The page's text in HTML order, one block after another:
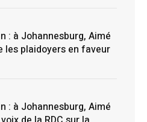
: à Johannesburg, Aimé
les plaidoyers en faveur
: à Johannesburg, Aimé